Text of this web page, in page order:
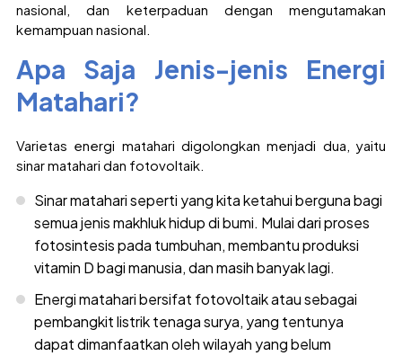
nasional, dan keterpaduan dengan mengutamakan
kemampuan nasional.
Apa Saja Jenis-jenis Energi
Matahari?
Varietas energi matahari digolongkan menjadi dua, yaitu
sinar matahari dan fotovoltaik.
Sinar matahari seperti yang kita ketahui berguna bagi
semua jenis makhluk hidup di bumi. Mulai dari proses
fotosintesis pada tumbuhan, membantu produksi
vitamin D bagi manusia, dan masih banyak lagi.
Energi matahari bersifat fotovoltaik atau sebagai
pembangkit listrik tenaga surya, yang tentunya
dapat dimanfaatkan oleh wilayah yang belum